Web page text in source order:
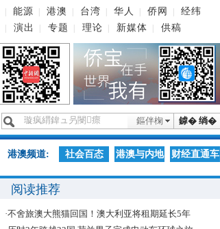
能源 港澳 台湾 华人 侨网
经纬
演出 专题 理论 新媒体 供稿
鎼� 绱�
鏂伴椈
港澳频道: 社会百态 港澳与内地 财经直通车
阅读推荐
·不舍旅澳大熊猫回国！澳大利亚将租期延长5年